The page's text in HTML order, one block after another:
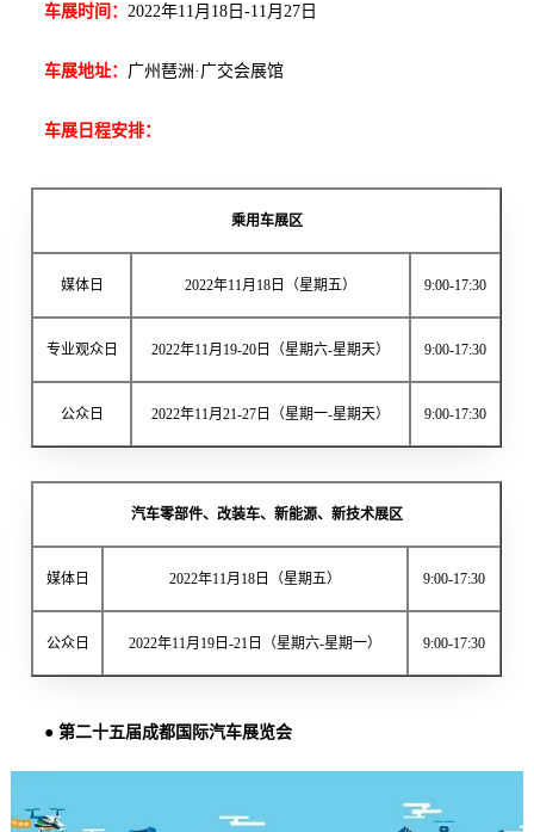
车展时间： 2022年11月18日-11月27日
车展地址： 广州琶洲·广交会展馆
车展日程安排：
乘用车展区
媒体日 2022年11月18日（星期五） 9:00-17:30
专业观众日 2022年11月19-20日（星期六-星期天） 9:00-17:30
公众日 2022年11月21-27日（星期一-星期天） 9:00-17:30
汽车零部件、改装车、新能源、新技术展区
媒体日 2022年11月18日（星期五） 9:00-17:30
公众日 2022年11月19日-21日（星期六-星期一） 9:00-17:30
● 第二十五届成都国际汽车展览会